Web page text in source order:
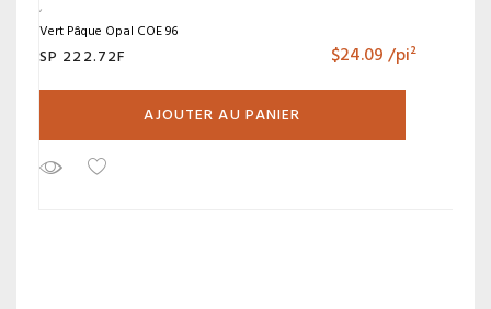
Vert Pâque Opal COE 96
SP 222.72F $24.09/pi²
AJOUTER AU PANIER